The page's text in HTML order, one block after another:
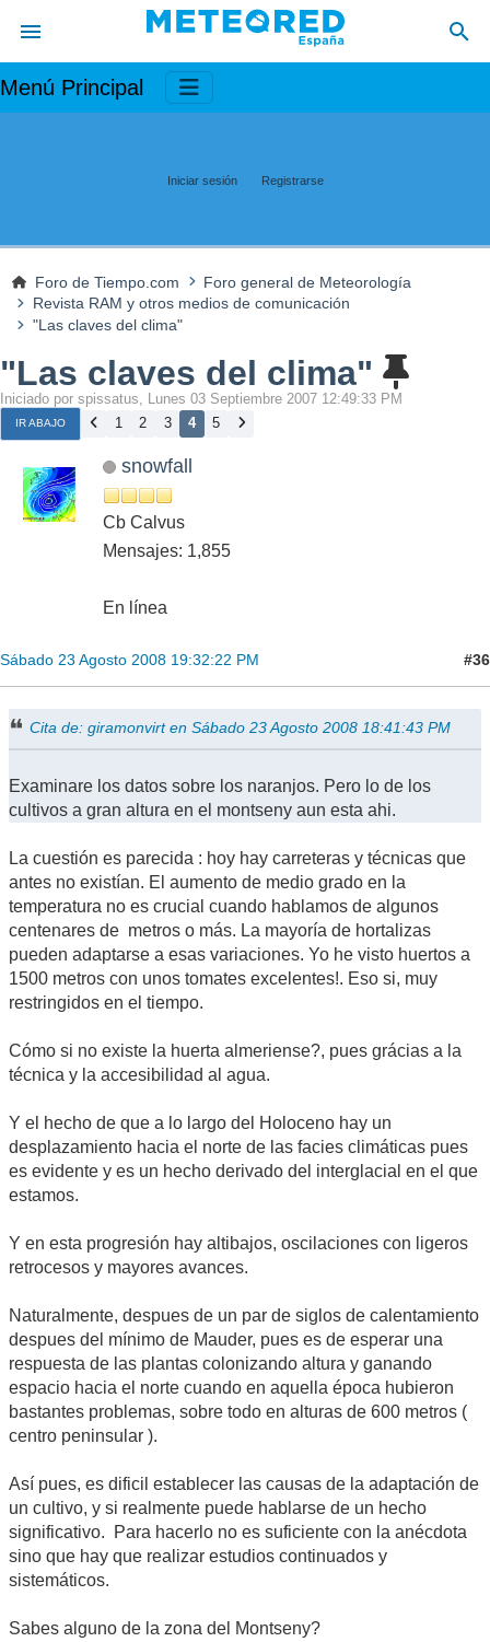
Menú Principal
Iniciar sesión Registrarse
Foro de Tiempo.com
Foro general de Meteorología
Revista RAM y otros medios de comunicación
"Las claves del clima"
"Las claves del clima"
Iniciado por spissatus, Lunes 03 Septiembre 2007 12:49:33 PM
IR ABAJO 1 2 3 4 5
snowfall
Cb Calvus
Mensajes: 1,855
En línea
Sábado 23 Agosto 2008 19:32:22 PM #36
Cita de: giramonvirt en Sábado 23 Agosto 2008 18:41:43 PM
Examinare los datos sobre los naranjos. Pero lo de los
cultivos a gran altura en el montseny aun esta ahi.
La cuestión es parecida : hoy hay carreteras y técnicas que
antes no existían. El aumento de medio grado en la
temperatura no es crucial cuando hablamos de algunos
centenares de metros o más. La mayoría de hortalizas
pueden adaptarse a esas variaciones. Yo he visto huertos a
1500 metros con unos tomates excelentes!. Eso si, muy
restringidos en el tiempo.
Cómo si no existe la huerta almeriense?, pues grácias a la
técnica y la accesibilidad al agua.
Y el hecho de que a lo largo del Holoceno hay un
desplazamiento hacia el norte de las facies climáticas pues
es evidente y es un hecho derivado del interglacial en el que
estamos.
Y en esta progresión hay altibajos, oscilaciones con ligeros
retrocesos y mayores avances.
Naturalmente, despues de un par de siglos de calentamiento
despues del mínimo de Mauder, pues es de esperar una
respuesta de las plantas colonizando altura y ganando
espacio hacia el norte cuando en aquella época hubieron
bastantes problemas, sobre todo en alturas de 600 metros (
centro peninsular ).
Así pues, es dificil establecer las causas de la adaptación de
un cultivo, y si realmente puede hablarse de un hecho
significativo. Para hacerlo no es suficiente con la anécdota
sino que hay que realizar estudios continuados y
sistemáticos.
Sabes alguno de la zona del Montseny?